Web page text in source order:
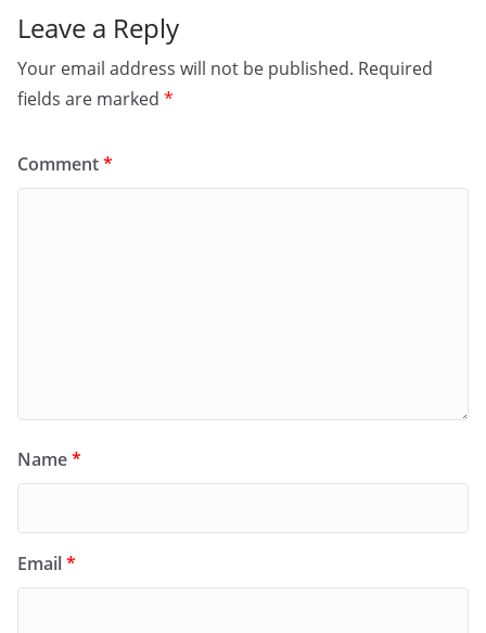
Leave a Reply
Your email address will not be published. Required
fields are marked *
Comment*
Name*
Email*